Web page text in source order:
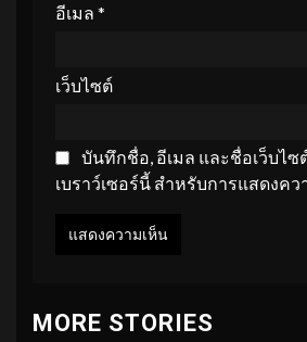
อีเมล *
เว็บไซต์
บันทึกชื่อ, อีเมล และชื่อเว็บไ
เบราว์เซอร์นี้ สำหรับการแสดงค
MORE STORIES